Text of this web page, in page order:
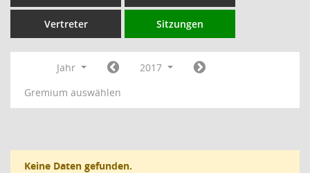
Vertreter Sitzungen
Jahr
2017
Gremium auswählen
Keine Daten gefunden.